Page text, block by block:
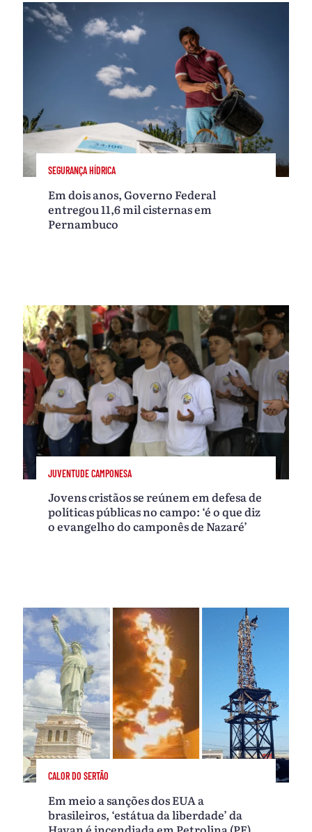
SEGURANÇA HÍDRICA
Em dois anos, Governo Federal
entregou 11,6 mil cisternas em
Pernambuco
JUVENTUDE CAMPONESA
Jovens cristãos se reúnem em defesa de
políticas públicas no campo: ‘é o que diz
o evangelho do camponês de Nazaré’
CALOR DO SERTÃO
Em meio a sanções dos EUA a
brasileiros, ‘estátua da liberdade’ da